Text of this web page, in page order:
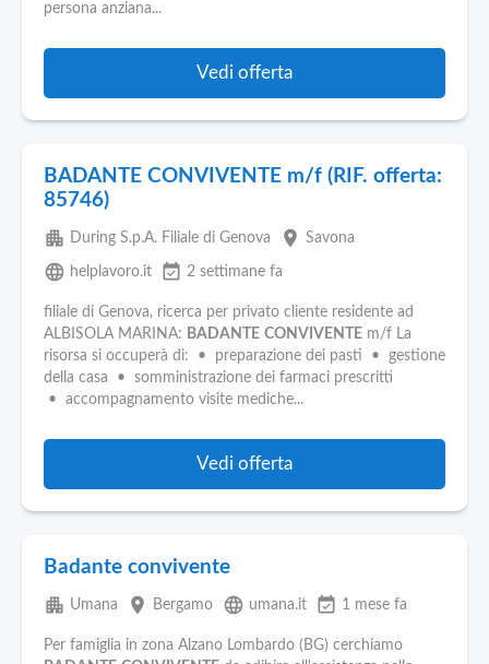
persona anziana...
Vedi offerta
BADANTE CONVIVENTE m/f (RIF. offerta:
85746)
apartment During S.p.A. Filiale di Genova place Savona
language helplavoro.it event_available 2 settimane fa
filiale di Genova, ricerca per privato cliente residente ad
ALBISOLA MARINA: BADANTE CONVIVENTE m/f La
risorsa si occuperà di: • preparazione dei pasti • gestione
della casa • somministrazione dei farmaci prescritti
• accompagnamento visite mediche...
Vedi offerta
Badante convivente
apartment Umana place Bergamo language umana.it event_available 1 mese fa
Per famiglia in zona Alzano Lombardo (BG) cerchiamo